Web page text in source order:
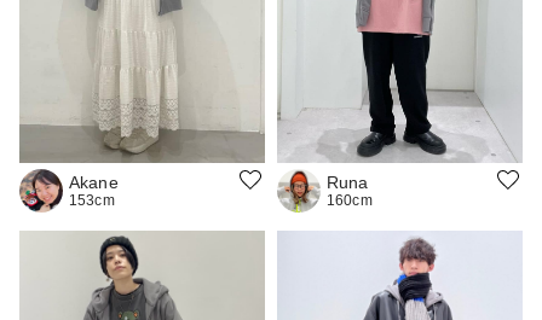
Akane
153cm
Runa
160cm